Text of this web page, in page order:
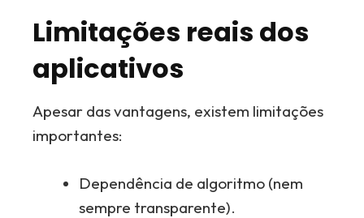
Limitações reais dos
aplicativos
Apesar das vantagens, existem limitações
importantes:
Dependência de algoritmo (nem
sempre transparente).